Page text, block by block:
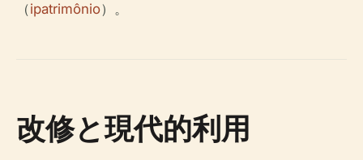
（ipatrimônio）。
改修と現代的利用